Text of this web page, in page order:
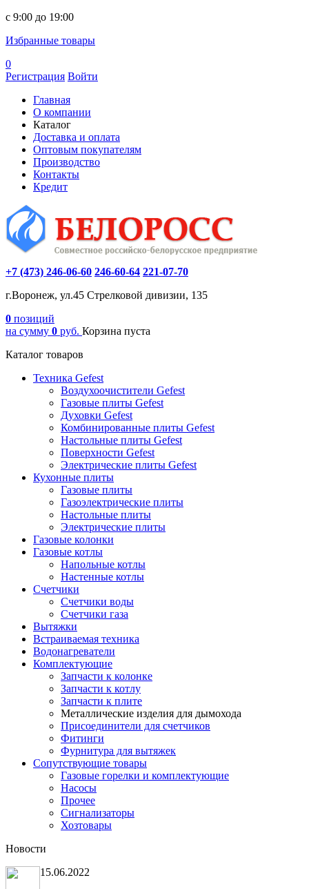
c 9:00 до 19:00
Избранные товары
0
Регистрация Войти
Главная
О компании
Каталог
Доставка и оплата
Оптовым покупателям
Производство
Контакты
Кредит
+7 (473) 246-06-60 246-60-64 221-07-70
г.Воронеж, ул.45 Стрелковой дивизии, 135
0 позиций
на сумму 0 руб. Корзина пуста
Каталог товаров
Техника Gefest
Воздухоочистители Gefest
Газовые плиты Gefest
Духовки Gefest
Комбинированные плиты Gefest
Настольные плиты Gefest
Поверхности Gefest
Электрические плиты Gefest
Кухонные плиты
Газовые плиты
Газоэлектрические плиты
Настольные плиты
Электрические плиты
Газовые колонки
Газовые котлы
Напольные котлы
Настенные котлы
Счетчики
Счетчики воды
Счетчики газа
Вытяжки
Встраиваемая техника
Водонагреватели
Комплектующие
Запчасти к колонке
Запчасти к котлу
Запчасти к плите
Металлические изделия для дымохода
Присоединители для счетчиков
Фитинги
Фурнитура для вытяжек
Сопутствующие товары
Газовые горелки и комплектующие
Насосы
Прочее
Сигнализаторы
Хозтовары
Новости
15.06.2022